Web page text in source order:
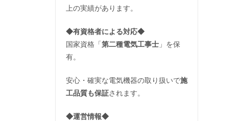
上の実績があります。
◆有資格者による対応◆
国家資格「第二種電気工事士 」を保
有。
安心・確実な電気機器の取り扱いで施
工品質も保証されます。
◆運営情報◆